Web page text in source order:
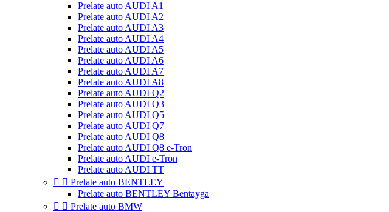
Prelate auto AUDI A1
Prelate auto AUDI A2
Prelate auto AUDI A3
Prelate auto AUDI A4
Prelate auto AUDI A5
Prelate auto AUDI A6
Prelate auto AUDI A7
Prelate auto AUDI A8
Prelate auto AUDI Q2
Prelate auto AUDI Q3
Prelate auto AUDI Q5
Prelate auto AUDI Q7
Prelate auto AUDI Q8
Prelate auto AUDI Q8 e-Tron
Prelate auto AUDI e-Tron
Prelate auto AUDI TT
  Prelate auto BENTLEY
Prelate auto BENTLEY Bentayga
  Prelate auto BMW